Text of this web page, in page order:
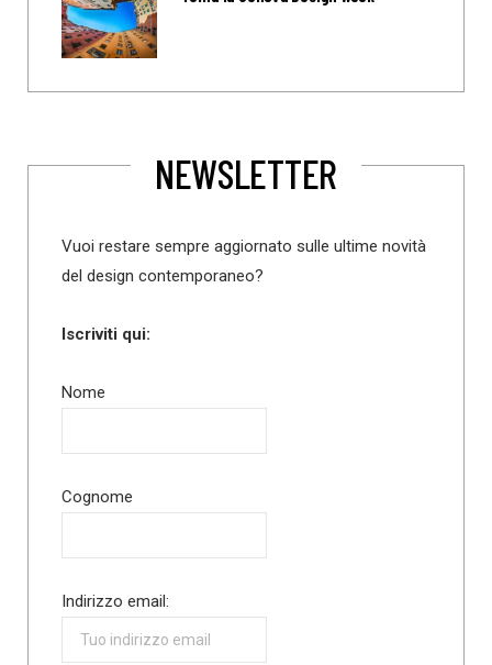
NEWSLETTER
Vuoi restare sempre aggiornato sulle ultime novità
del design contemporaneo?
Iscriviti qui:
Nome
Cognome
Indirizzo email: